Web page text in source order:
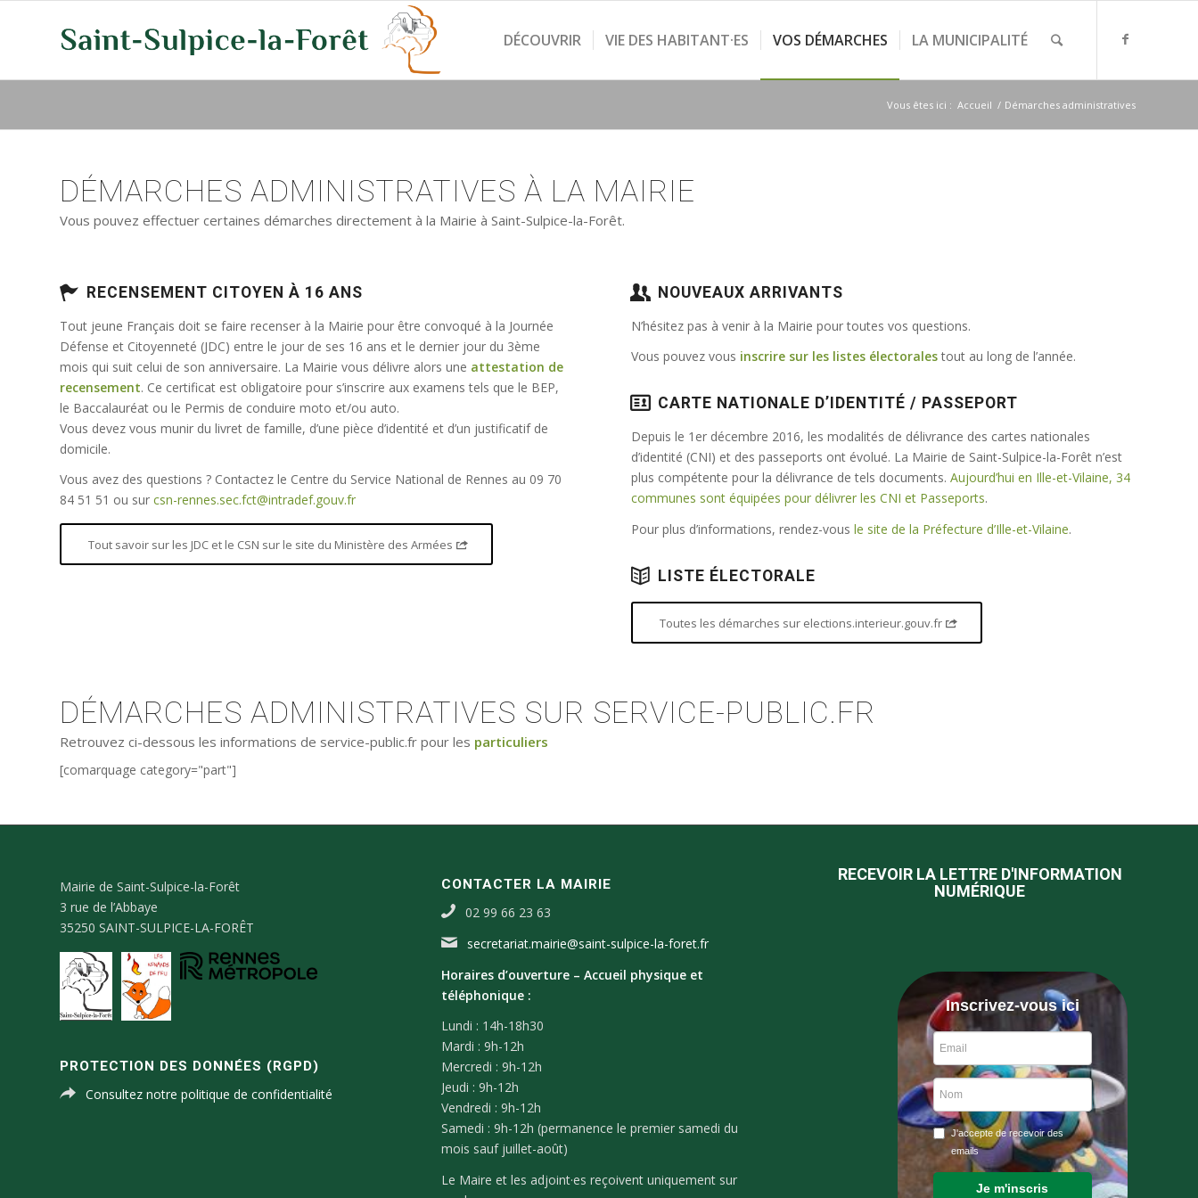
DÉCOUVRIR VIE DES HABITANT·ES VOS DÉMARCHES LA MUNICIPALITÉ
Vous êtes ici : Accueil / Démarches administratives
DÉMARCHES ADMINISTRATIVES À LA MAIRIE
Vous pouvez effectuer certaines démarches directement à la Mairie à Saint-Sulpice-la-Forêt.
RECENSEMENT CITOYEN À 16 ANS
Tout jeune Français doit se faire recenser à la Mairie pour être convoqué à la Journée
Défense et Citoyenneté (JDC) entre le jour de ses 16 ans et le dernier jour du 3ème
mois qui suit celui de son anniversaire. La Mairie vous délivre alors une attestation de
recensement. Ce certificat est obligatoire pour s’inscrire aux examens tels que le BEP,
le Baccalauréat ou le Permis de conduire moto et/ou auto.
Vous devez vous munir du livret de famille, d’une pièce d’identité et d’un justificatif de
domicile.
Vous avez des questions ? Contactez le Centre du Service National de Rennes au 09 70
84 51 51 ou sur csn-rennes.sec.fct@intradef.gouv.fr
Tout savoir sur les JDC et le CSN sur le site du Ministère des Armées
NOUVEAUX ARRIVANTS
N’hésitez pas à venir à la Mairie pour toutes vos questions.
Vous pouvez vous inscrire sur les listes électoralestout au long de l’année.
CARTE NATIONALE D’IDENTITÉ / PASSEPORT
Depuis le 1er décembre 2016, les modalités de délivrance des cartes nationales
d’identité (CNI) et des passeports ont évolué. La Mairie de Saint-Sulpice-la-Forêt n’est
plus compétente pour la délivrance de tels documents.Aujourd’hui en Ille-et-Vilaine, 34
communes sont équipées pour délivrer les CNI et Passeports.
Pour plus d’informations, rendez-vousle site de la Préfecture d’Ille-et-Vilaine.
LISTE ÉLECTORALE
Toutes les démarches sur elections.interieur.gouv.fr
DÉMARCHES ADMINISTRATIVES SUR SERVICE-PUBLIC.FR
Retrouvez ci-dessous les informations de service-public.fr pour les particuliers
[comarquage category="part"]
Mairie de Saint-Sulpice-la-Forêt
3 rue de l’Abbaye
35250 SAINT-SULPICE-LA-FORÊT
PROTECTION DES DONNÉES (RGPD)
Consultez notre politique de confidentialité
CONTACTER LA MAIRIE
02 99 66 23 63
secretariat.mairie@saint-sulpice-la-foret.fr
Horaires d’ouverture – Accueil physique et
téléphonique :
Lundi : 14h-18h30
Mardi : 9h-12h
Mercredi : 9h-12h
Jeudi : 9h-12h
Vendredi : 9h-12h
Samedi : 9h-12h (permanence le premier samedi du
mois sauf juillet-août)
Le Maire et les adjoint·es reçoivent uniquement sur
RECEVOIR LA LETTRE D'INFORMATION
NUMÉRIQUE
Inscrivez-vous ici
J'accepte de recevoir des
emails
Je m'inscris